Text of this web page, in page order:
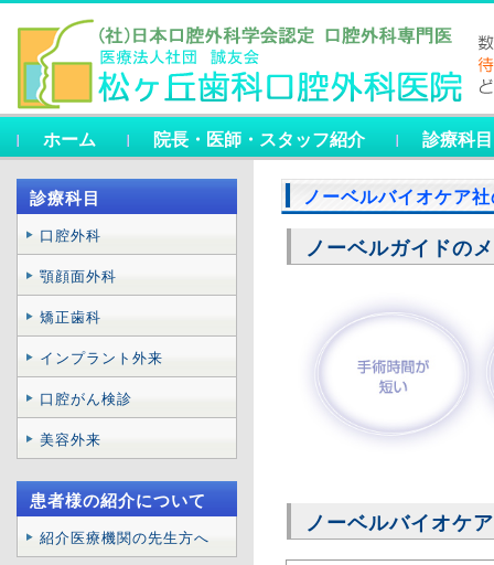
ホーム 院長・医師・スタッフ紹介 診療科目
ノーベルバイオケア
ノーベルガイドの
ノーベルバイオケ
診療科目
口腔外科
顎顔面外科
矯正歯科
インプラント外来
口腔がん検診
美容外来
患者様の紹介について
紹介医療機関の先生方へ